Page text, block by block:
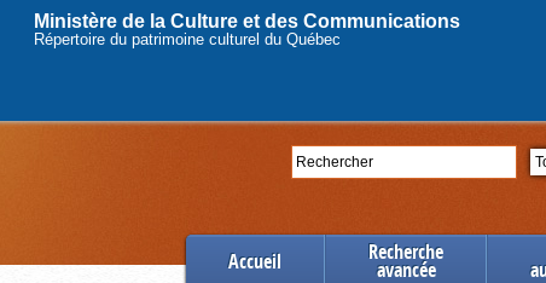
Ministère de la Culture et des Communications
Répertoire du patrimoine culturel du Québec
Rechercher
Accueil Recherche
avancée